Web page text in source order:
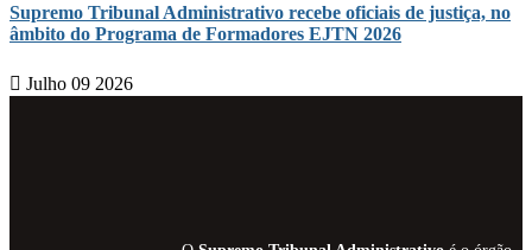
Supremo Tribunal Administrativo recebe oficiais de justiça, no
âmbito do Programa de Formadores EJTN 2026
Julho 09 2026